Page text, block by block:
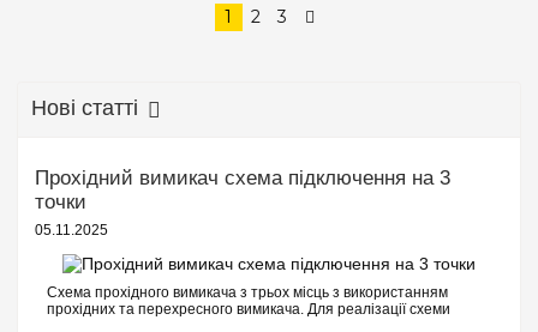
1
2 3
Нові статті
Прохідний вимикач схема підключення на 3
точки
05.11.2025
Схема прохідного вимикача з трьох місць з використанням
прохідних та перехресного вимикача. Для реалізації схеми